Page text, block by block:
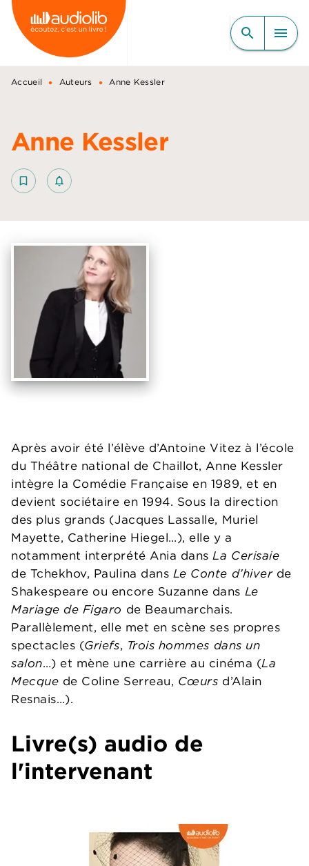
MENU RECHERCHE
CONTENU
PIED DE PAGE
search menu
Accueil • Auteurs • Anne Kessler
Anne Kessler
bookmark_border notifications_none_outlined
Après avoir été l’élève d’Antoine Vitez à l’école
du Théâtre national de Chaillot, Anne Kessler
intègre la Comédie Française en 1989, et en
devient sociétaire en 1994. Sous la direction
des plus grands (Jacques Lassalle, Muriel
Mayette, Catherine Hiegel…), elle y a
notamment interprété Ania dansLa Cerisaie
de Tchekhov, Paulina dans Le Conte d’hiverde
Shakespeare ou encore Suzanne dans Le
Mariage de Figaro de Beaumarchais.
Parallèlement, elle met en scène ses propres
spectacles (Griefs, Trois hommes dans un
salon…) et mène une carrière au cinéma (La
Mecque de Coline Serreau, Cœurs d’Alain
Resnais…).
Livre(s) audio de
l'intervenant